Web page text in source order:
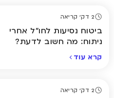
2 דק' קריאה
ביטוח נסיעות לחו"ל אחרי
ניתוח: מה חשוב לדעת?
קרא עוד
2 דק' קריאה